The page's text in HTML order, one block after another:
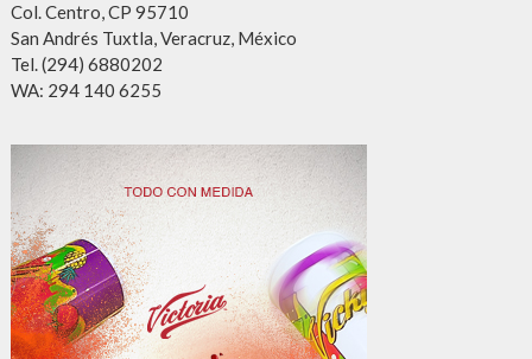
Col. Centro, CP 95710
San Andrés Tuxtla, Veracruz, México
Tel. (294) 6880202
WA: 294 140 6255